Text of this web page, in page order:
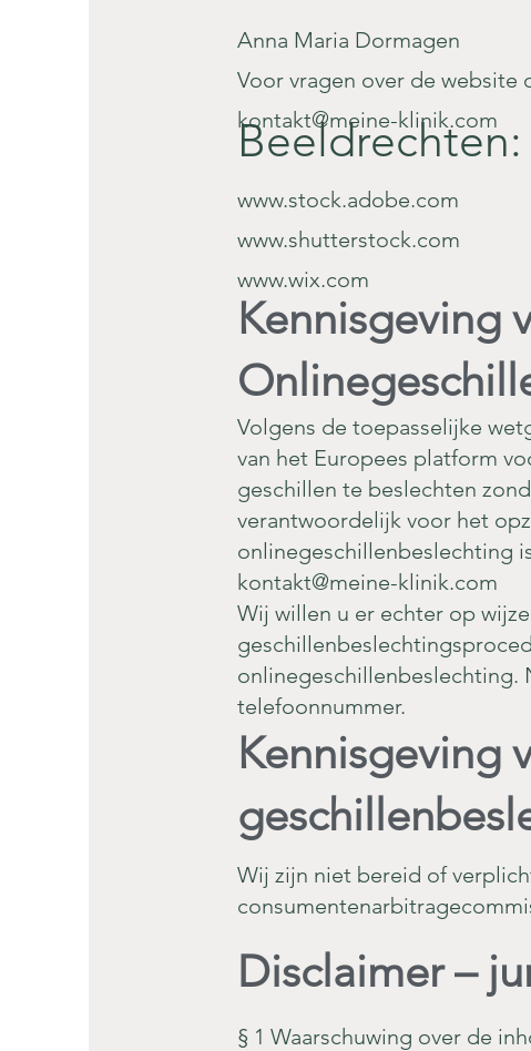
Anna Maria Dormagen
Voor vragen over de
kontakt@meine-klinik.com
Beeldrechten:
www.stock.adobe.com
www.shutterstock.com
www.wix.com
Kennisgeving
Volgens de toepasselijke
van het Europees platform
geschillen te beslechten
verantwoordelijk voor het
onlinegeschillenbeslechting
kontakt@meine-klinik.com
Wij willen u er echter op
onlinegeschillenbeslechting.
telefoonnummer.
Kennisgeving
Wij zijn niet bereid of
Disclaimer –
§ 1 Waarschuwing over de